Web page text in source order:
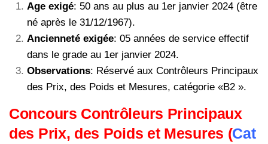
Age exigé: 50 ans au plus au 1er janvier 2024 (être
né après le 31/12/1967).
Ancienneté exigée: 05 années de service effectif
dans le grade au 1er janvier 2024.
Observations: Réservé aux Contrôleurs Principaux
des Prix, des Poids et Mesures, catégorie «B2 ».
Concours Contrôleurs Principaux
des Prix, des Poids et Mesures (Cat